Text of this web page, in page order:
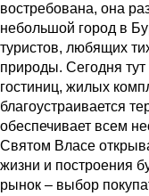
востребована, она
небольшой город в
туристов, любящих
природы. Сегодня тут
гостиниц, жилых
благоустраивается
обеспечивает всем
Святом Власе
жизни и построения
рынок – выбор